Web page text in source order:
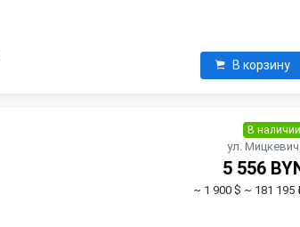
В корзину
В наличии
ул.
5 556
~ 1 900 $ ~ 181 195